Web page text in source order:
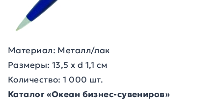
Материал: Металл/лак
Размеры: 13,5 х d 1,1 см
Количество: 1 000 шт.
Каталог «Океан бизнес-сувениров»